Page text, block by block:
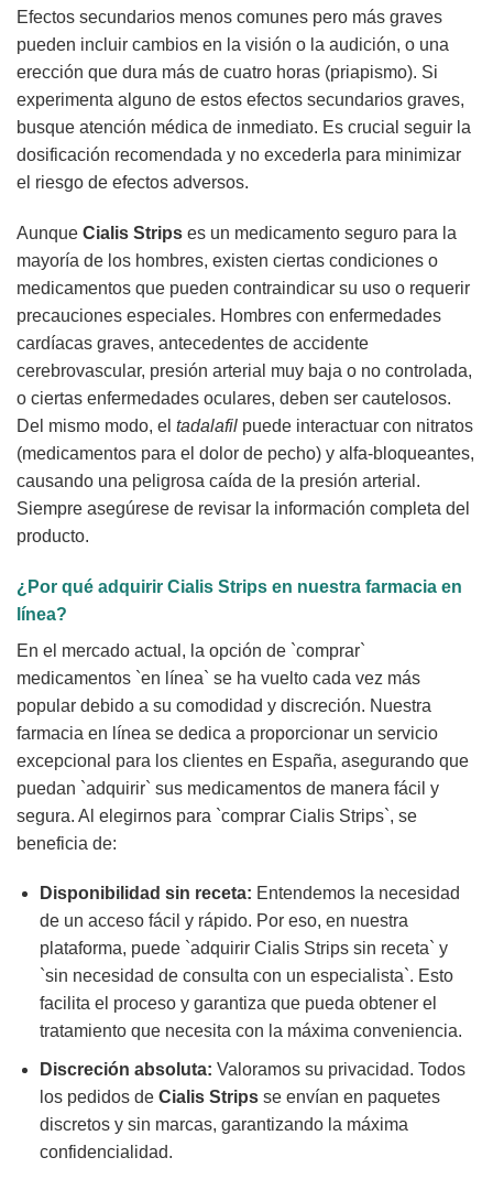
Efectos secundarios menos comunes pero más graves
pueden incluir cambios en la visión o la audición, o una
erección que dura más de cuatro horas (priapismo). Si
experimenta alguno de estos efectos secundarios graves,
busque atención médica de inmediato. Es crucial seguir la
dosificación recomendada y no excederla para minimizar
el riesgo de efectos adversos.
Aunque Cialis Strips es un medicamento seguro para la
mayoría de los hombres, existen ciertas condiciones o
medicamentos que pueden contraindicar su uso o requerir
precauciones especiales. Hombres con enfermedades
cardíacas graves, antecedentes de accidente
cerebrovascular, presión arterial muy baja o no controlada,
o ciertas enfermedades oculares, deben ser cautelosos.
Del mismo modo, el tadalafil puede interactuar con nitratos
(medicamentos para el dolor de pecho) y alfa-bloqueantes,
causando una peligrosa caída de la presión arterial.
Siempre asegúrese de revisar la información completa del
producto.
¿Por qué adquirir Cialis Strips en nuestra farmacia en
línea?
En el mercado actual, la opción de `comprar`
medicamentos `en línea` se ha vuelto cada vez más
popular debido a su comodidad y discreción. Nuestra
farmacia en línea se dedica a proporcionar un servicio
excepcional para los clientes en España, asegurando que
puedan `adquirir` sus medicamentos de manera fácil y
segura. Al elegirnos para `comprar Cialis Strips`, se
beneficia de:
Disponibilidad sin receta: Entendemos la necesidad
de un acceso fácil y rápido. Por eso, en nuestra
plataforma, puede `adquirir Cialis Strips sin receta` y
`sin necesidad de consulta con un especialista`. Esto
facilita el proceso y garantiza que pueda obtener el
tratamiento que necesita con la máxima conveniencia.
Discreción absoluta: Valoramos su privacidad. Todos
los pedidos de Cialis Stripsse envían en paquetes
discretos y sin marcas, garantizando la máxima
confidencialidad.